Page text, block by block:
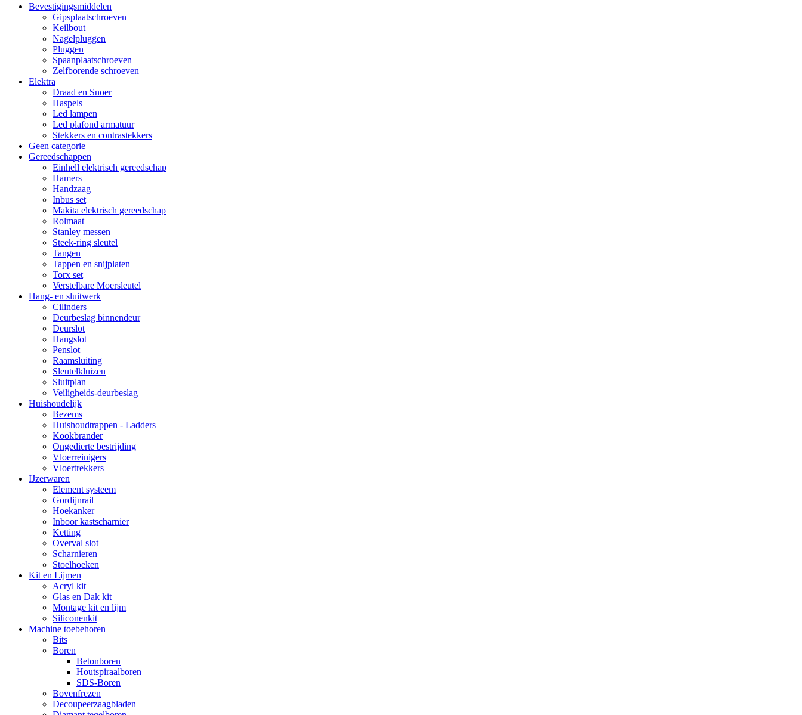
Bevestigingsmiddelen
Gipsplaatschroeven
Keilbout
Nagelpluggen
Pluggen
Spaanplaatschroeven
Zelfborende schroeven
Elektra
Draad en Snoer
Haspels
Led lampen
Led plafond armatuur
Stekkers en contrastekkers
Geen categorie
Gereedschappen
Einhell elektrisch gereedschap
Hamers
Handzaag
Inbus set
Makita elektrisch gereedschap
Rolmaat
Stanley messen
Steek-ring sleutel
Tangen
Tappen en snijplaten
Torx set
Verstelbare Moersleutel
Hang- en sluitwerk
Cilinders
Deurbeslag binnendeur
Deurslot
Hangslot
Penslot
Raamsluiting
Sleutelkluizen
Sluitplan
Veiligheids-deurbeslag
Huishoudelijk
Bezems
Huishoudtrappen - Ladders
Kookbrander
Ongedierte bestrijding
Vloerreinigers
Vloertrekkers
IJzerwaren
Element systeem
Gordijnrail
Hoekanker
Inboor kastscharnier
Ketting
Overval slot
Scharnieren
Stoelhoeken
Kit en Lijmen
Acryl kit
Glas en Dak kit
Montage kit en lijm
Siliconenkit
Machine toebehoren
Bits
Boren
Betonboren
Houtspiraalboren
SDS-Boren
Bovenfrezen
Decoupeerzaagbladen